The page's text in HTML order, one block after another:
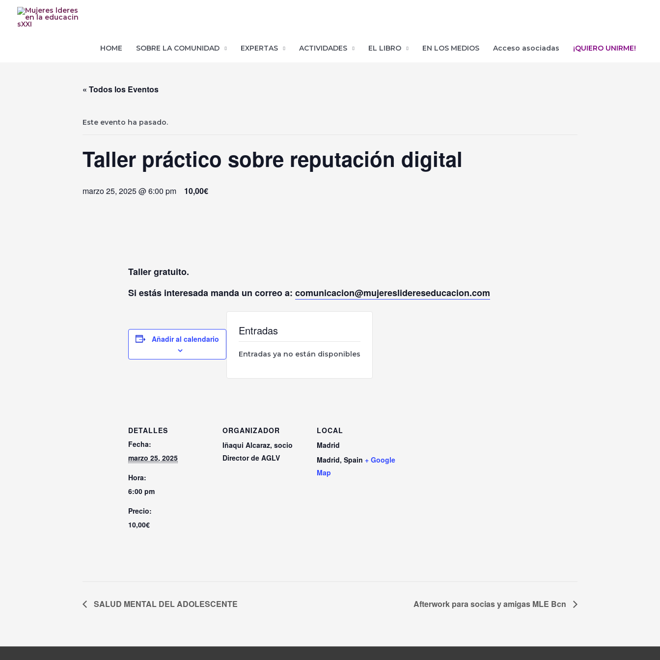
HOME
SOBRE LA COMUNIDAD EXPERTAS ACTIVIDADES EL LIBRO EN LOS MEDIOS Acceso asociadas ¡QUIERO UNIRME!
« Todos los Eventos
Este evento ha pasado.
Taller práctico sobre reputación digital
marzo 25, 2025 @ 6:00 pm 10,00€
Taller gratuito.
Si estás interesada manda un correo a:comunicacion@mujereslidereseducacion.com
Añadir al calendario
DETALLES
Fecha:
marzo 25, 2025
Hora:
6:00 pm
Precio:
10,00€
ORGANIZADOR
Iñaqui Alcaraz, socio
Director de AGLV
LOCAL
Madrid
Madrid, Spain + Google
Map
Entradas
Entradas ya no están disponibles
SALUD MENTAL DEL ADOLESCENTE Afterwork para socias y amigas MLE Bcn